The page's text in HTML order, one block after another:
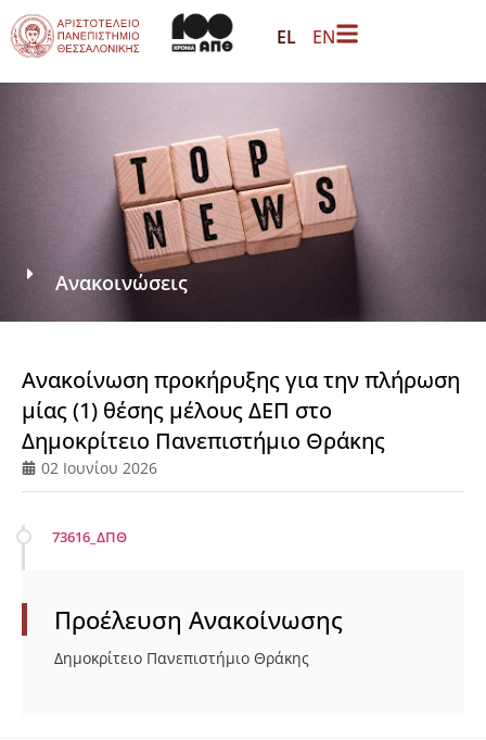
EL EN
Ανακοινώσεις
Ανακοίνωση προκήρυξης για την πλήρωση
μίας (1) θέσης μέλους ΔΕΠ στο
Δημοκρίτειο Πανεπιστήμιο Θράκης
02 Ιουνίου 2026
73616_ΔΠΘ
Προέλευση Ανακοίνωσης
Δημοκρίτειο Πανεπιστήμιο Θράκης